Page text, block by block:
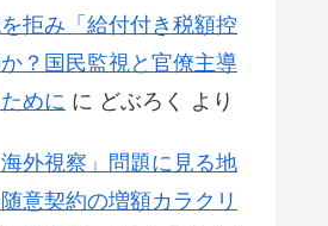
拒み「給付付き税額控
？国民監視と官僚主導
めに に どぶろく より
外視察」問題に見る地
意契約の増額カラクリ